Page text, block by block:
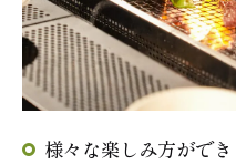
様々な楽しみ方がで